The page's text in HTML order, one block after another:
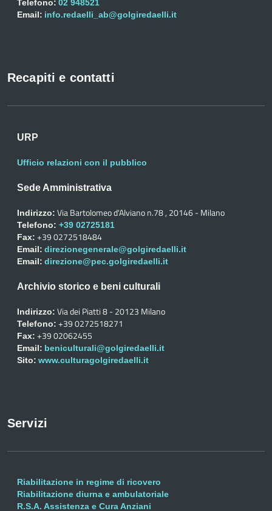
Telefono: 02 948521
Email: info.redaelli_ab@golgiredaelli.it
Recapiti e contatti
URP
Ufficio relazioni con il pubblico
Sede Amministrativa
Indirizzo: Via Bartolomeo d'Alviano n.78 , 20146 - Milano
Telefono: +39 02725181
Fax: +39 0272518484
Email: direzionegenerale@golgiredaelli.it
Email: direzione@pec.golgiredaelli.it
Archivio storico e beni culturali
Indirizzo: Via dei Piatti 8 - 20123 Milano
Telefono: +39 0272518271
Fax: +39 02062455
Email: beniculturali@golgiredaelli.it
Sito: www.culturagolgiredaelli.it
Servizi
Riabilitazione in regime di ricovero
Riabilitazione diurna e ambulatoriale
R.S.A. Assistenza e Cura Anziani